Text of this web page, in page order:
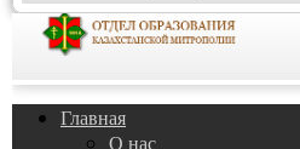
Главная
О нас